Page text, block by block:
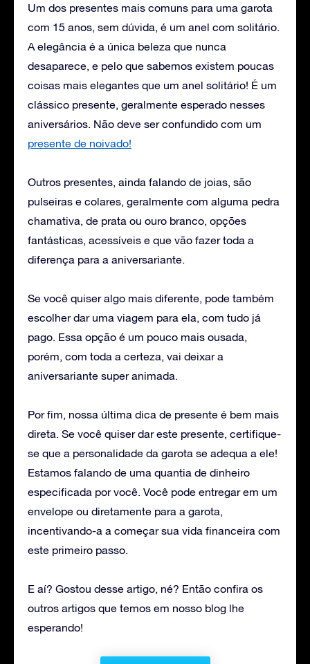
Um dos presentes mais comuns para uma garota
com 15 anos, sem dúvida, é um anel com solitário.
A elegância é a única beleza que nunca
desaparece, e pelo que sabemos existem poucas
coisas mais elegantes que um anel solitário! É um
clássico presente, geralmente esperado nesses
aniversários. Não deve ser confundido com um
presente de noivado!
Outros presentes, ainda falando de joias, são
pulseiras e colares, geralmente com alguma pedra
chamativa, de prata ou ouro branco, opções
fantásticas, acessíveis e que vão fazer toda a
diferença para a aniversariante.
Se você quiser algo mais diferente, pode também
escolher dar uma viagem para ela, com tudo já
pago. Essa opção é um pouco mais ousada,
porém, com toda a certeza, vai deixar a
aniversariante super animada.
Por fim, nossa última dica de presente é bem mais
direta. Se você quiser dar este presente, certifique-
se que a personalidade da garota se adequa a ele!
Estamos falando de uma quantia de dinheiro
especificada por você. Você pode entregar em um
envelope ou diretamente para a garota,
incentivando-a a começar sua vida financeira com
este primeiro passo.
E aí? Gostou desse artigo, né? Então confira os
outros artigos que temos em nosso blog lhe
esperando!